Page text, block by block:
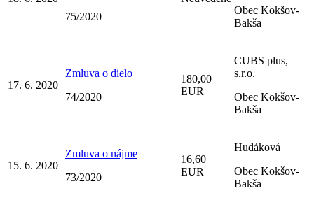
75/2020
Obec Kokšov-
Bakša
17. 6. 2020
Zmluva o dielo
74/2020
180,00
EUR
CUBS plus,
s.r.o.
Obec Kokšov-
Bakša
15. 6. 2020
Zmluva o nájme
73/2020
16,60
EUR
Hudáková
Obec Kokšov-
Bakša